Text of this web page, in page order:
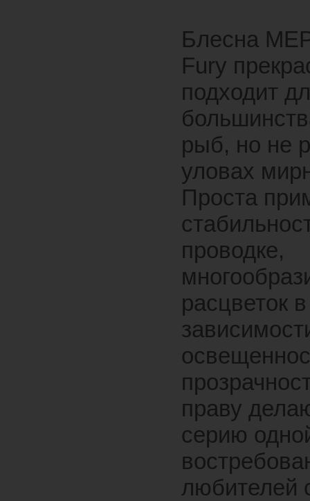
Блесна
Fury
подходит
рыб, но не
уловах
Проста
проводке,
расцветок в
праву
серию
любителей